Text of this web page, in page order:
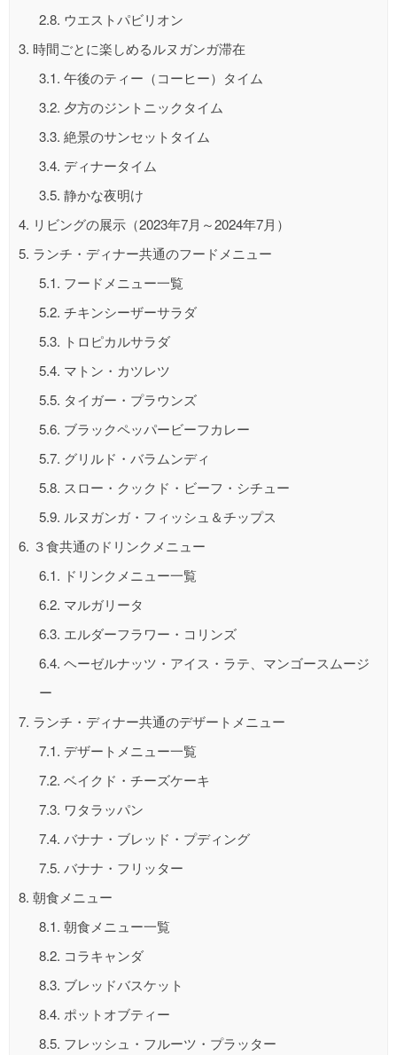
2.8. ウエストパビリオン
3. 時間ごとに楽しめるルヌガンガ滞在
3.1. 午後のティー（コーヒー）タイム
3.2. 夕方のジントニックタイム
3.3. 絶景のサンセットタイム
3.4. ディナータイム
3.5. 静かな夜明け
4. リビングの展示（2023年7月～2024年7月）
5. ランチ・ディナー共通のフードメニュー
5.1. フードメニュー一覧
5.2. チキンシーザーサラダ
5.3. トロピカルサラダ
5.4. マトン・カツレツ
5.5. タイガー・プラウンズ
5.6. ブラックペッパービーフカレー
5.7. グリルド・バラムンディ
5.8. スロー・クックド・ビーフ・シチュー
5.9. ルヌガンガ・フィッシュ＆チップス
6. ３食共通のドリンクメニュー
6.1. ドリンクメニュー一覧
6.2. マルガリータ
6.3. エルダーフラワー・コリンズ
6.4. ヘーゼルナッツ・アイス・ラテ、マンゴースムージ
ー
7. ランチ・ディナー共通のデザートメニュー
7.1. デザートメニュー一覧
7.2. ベイクド・チーズケーキ
7.3. ワタラッパン
7.4. バナナ・ブレッド・プディング
7.5. バナナ・フリッター
8. 朝食メニュー
8.1. 朝食メニュー一覧
8.2. コラキャンダ
8.3. ブレッドバスケット
8.4. ポットオブティー
8.5. フレッシュ・フルーツ・プラッター